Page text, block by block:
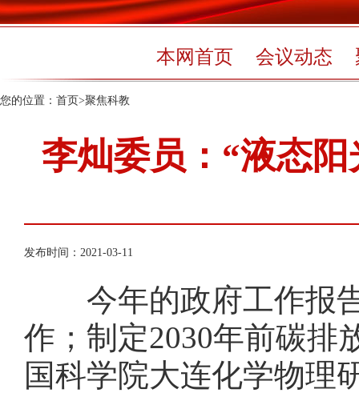
本网首页 会议动态
您的位置： 首页>聚焦科教
李灿委员：“液态
发布时间：2021-03-11
今年的政府工作报告
作；制定2030年前碳排
国科学院大连化学物理